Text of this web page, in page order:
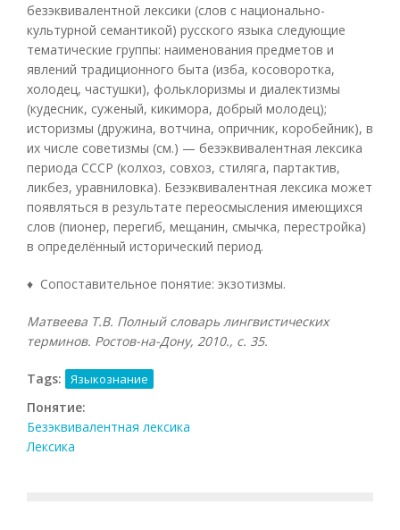
безэквивалентной лексики (слов с национально-
культурной семантикой) русского языка следующие
тематические группы: наименования предметов и
явлений традиционного быта (изба, косоворотка,
холодец, частушки), фольклоризмы и диалектизмы
(кудесник, суженый, кикимора, добрый молодец);
историзмы (дружина, вотчина, опричник, коробейник), в
их числе советизмы (см.) — безэквивалентная лексика
периода СССР (колхоз, совхоз, стиляга, партактив,
ликбез, уравниловка). Безэквивалентная лексика может
появляться в результате переосмысления имеющихся
слов (пионер, перегиб, мещанин, смычка, перестройка)
в определённый исторический период.
♦ Сопоставительное понятие: экзотизмы.
Матвеева Т.В. Полный словарь лингвистических
терминов. Ростов-на-Дону, 2010., с. 35.
Tags: Языкознание
Понятие:
Безэквивалентная лексика
Лексика